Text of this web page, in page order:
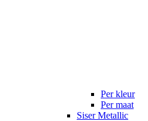
Per kleur
Per maat
Siser Metallic